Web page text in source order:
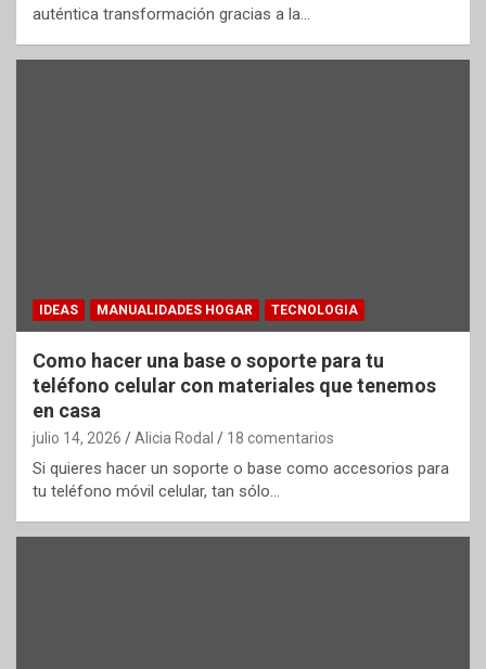
auténtica transformación gracias a la…
IDEAS MANUALIDADES HOGAR TECNOLOGIA
Como hacer una base o soporte para tu
teléfono celular con materiales que tenemos
en casa
julio 14, 2026 Alicia Rodal 18 comentarios
Si quieres hacer un soporte o base como accesorios para
tu teléfono móvil celular, tan sólo…